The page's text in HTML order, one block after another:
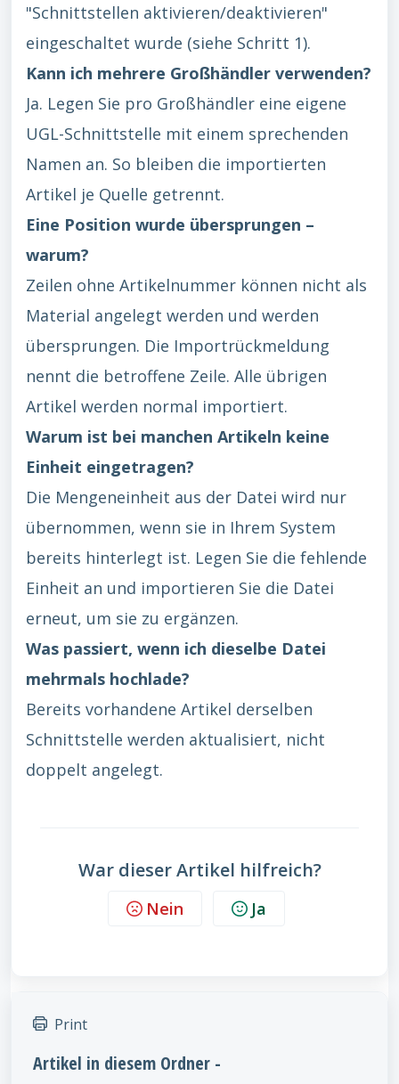
"Schnittstellen aktivieren/deaktivieren"
eingeschaltet wurde (siehe Schritt 1).
Kann ich mehrere Großhändler verwenden?
Ja. Legen Sie pro Großhändler eine eigene
UGL-Schnittstelle mit einem sprechenden
Namen an. So bleiben die importierten
Artikel je Quelle getrennt.
Eine Position wurde übersprungen –
warum?
Zeilen ohne Artikelnummer können nicht als
Material angelegt werden und werden
übersprungen. Die Importrückmeldung
nennt die betroffene Zeile. Alle übrigen
Artikel werden normal importiert.
Warum ist bei manchen Artikeln keine
Einheit eingetragen?
Die Mengeneinheit aus der Datei wird nur
übernommen, wenn sie in Ihrem System
bereits hinterlegt ist. Legen Sie die fehlende
Einheit an und importieren Sie die Datei
erneut, um sie zu ergänzen.
Was passiert, wenn ich dieselbe Datei
mehrmals hochlade?
Bereits vorhandene Artikel derselben
Schnittstelle werden aktualisiert, nicht
doppelt angelegt.
War dieser Artikel hilfreich?
Nein Ja
Print
Artikel in diesem Ordner -